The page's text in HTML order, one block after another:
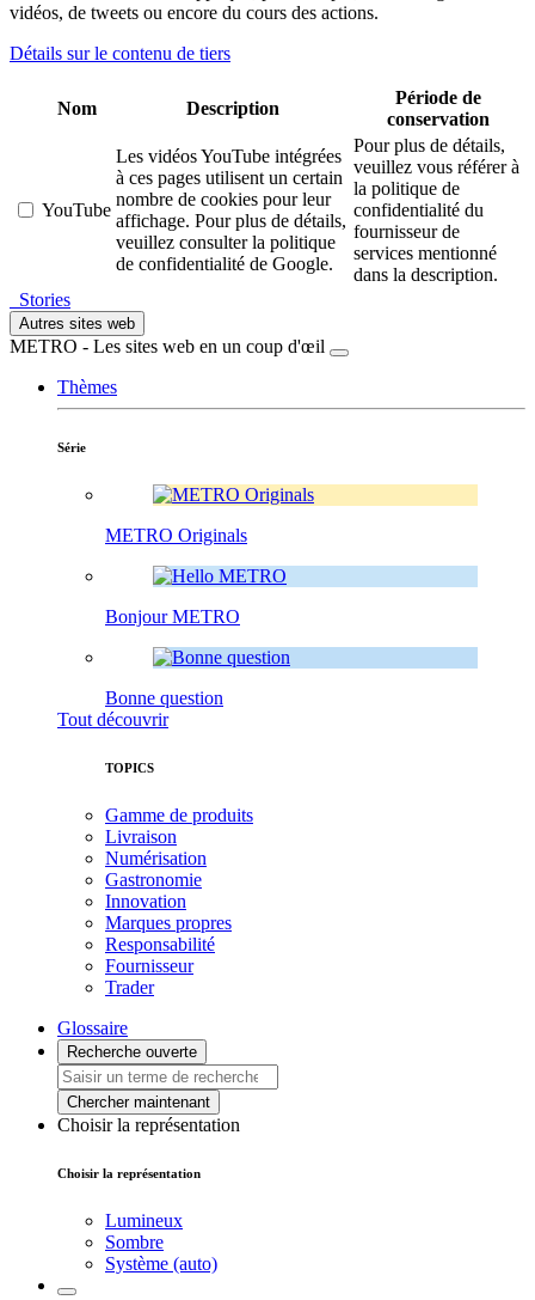
vidéos, de tweets ou encore du cours des actions.
Détails sur le contenu de tiers
Nom Description
Période de
conservation
YouTube
Les vidéos YouTube intégrées
à ces pages utilisent un certain
nombre de cookies pour leur
affichage. Pour plus de détails,
veuillez consulter la politique
de confidentialité de Google.
Pour plus de détails,
veuillez vous référer à
la politique de
confidentialité du
fournisseur de
services mentionné
dans la description.
Stories
Autres sites web
METRO - Les sites web en un coup d'œil
Thèmes
Série
METRO Originals
Bonjour METRO
Bonne question
Tout découvrir
TOPICS
Gamme de produits
Livraison
Numérisation
Gastronomie
Innovation
Marques propres
Responsabilité
Fournisseur
Trader
Glossaire
Recherche ouverte
Chercher maintenant
Choisir la représentation
Choisir la représentation
Lumineux
Sombre
Système (auto)